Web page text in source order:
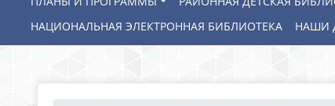
НАЦИОНАЛЬНАЯ ЭЛЕКТРОННАЯ БИБЛИОТЕКА
НАШИ